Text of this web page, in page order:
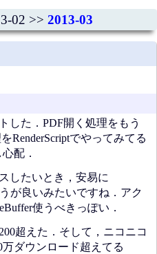
02 >> 2013-03
した．PDF開く処理をもう
RenderScriptでやってみてる
配．
したいとき，安易に
が良いみたいですね．アク
使うべきっぽい．
超えた．そして，ニコニコ
ダウンロード超えてる